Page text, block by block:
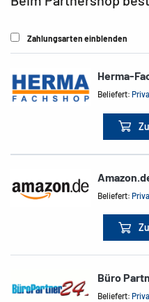
Zahlungsarten einblenden
Herma-
Beliefert:
Beliefert:
Büro
Beliefert: